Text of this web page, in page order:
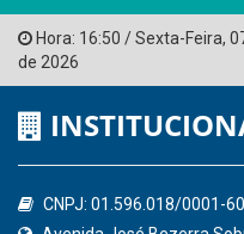
Tribunal de Contas do
Ministério Público do
Controladoria-Geral da
Confederação Nacional
QEdu